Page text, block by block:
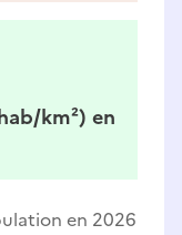
km²) en
en 2026